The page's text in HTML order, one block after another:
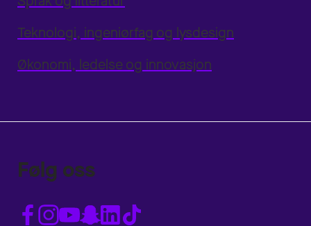
Teknologi, ingeniørfag og lysdesign
Økonomi, ledelse og innovasjon
Følg oss